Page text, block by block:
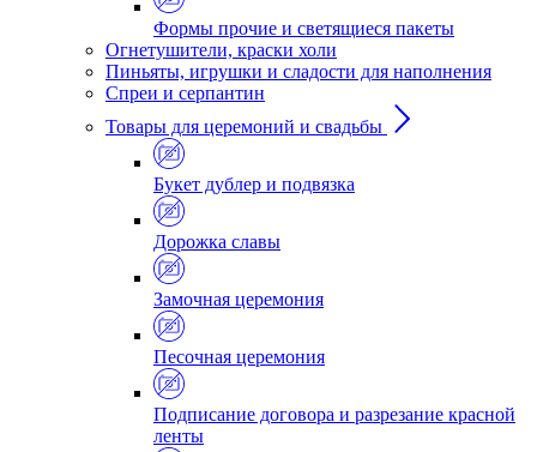
Формы прочие и светящиеся пакеты
Огнетушители, краски холи
Пиньяты, игрушки и сладости для наполнения
Спреи и серпантин
Товары для церемоний и свадьбы
Букет дублер и подвязка
Дорожка славы
Замочная церемония
Песочная церемония
Подписание договора и разрезание красной
ленты